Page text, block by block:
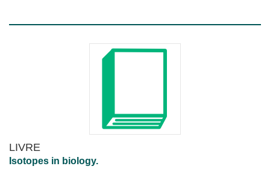
LIVRE
Isotopes in biology.